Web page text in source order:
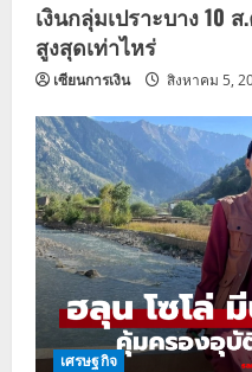
เงินกลุ่มเปราะบาง 10
สูงสุดเท่าไหร่
เซียนการเงิน สิงหาคม 5,
เศรษฐกิจ